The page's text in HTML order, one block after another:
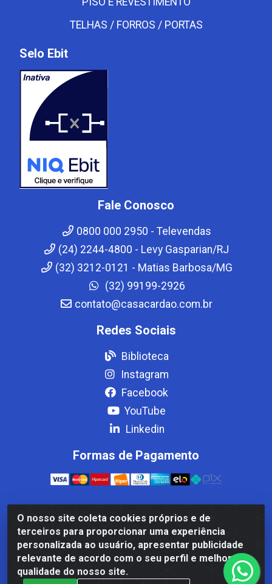
O nosso site coleta cookies próprios e de
terceiros para proporcionar uma experiência
personalizada ao usuário, apresentar publicidade
relevante de acordo com o seu perfil e melhorar a
qualidade do nosso site.
TELHAS / FORROS / PORTAS
Selo Ebit
Fale Conosco
0800 000 2950 - Televendas
(24) 2244-4800 - Levy Gasparian/RJ
(32) 3212-0121 - Matias Barbosa/MG
(32) 99199-2926
contato@casacardao.com.br
Redes Sociais
Biblioteca
Instagram
Facebook
YouTube
Linkedin
Formas de Pagamento
Casa Cardão LTDA - Av. Amaral Peixoto, 910 - Afonso
ArinosCom, Levy Gasparian/RJ - CEP 25.875-000 - CNPJ
32.287.542/0001-83